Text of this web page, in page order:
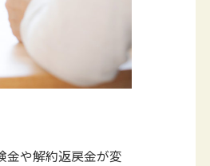
金や解約返戻金が変